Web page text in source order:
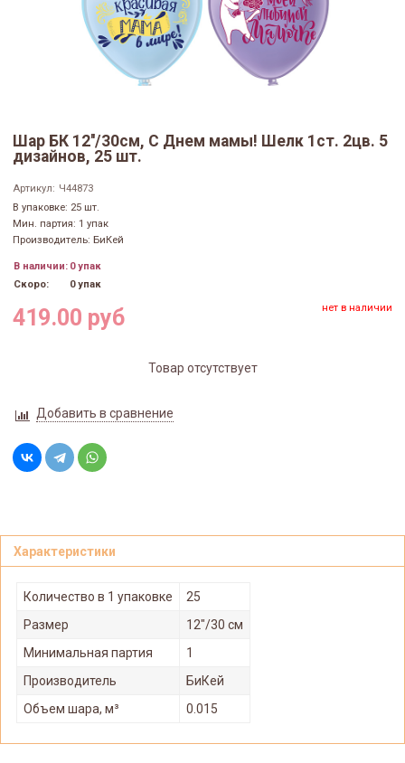
Шар БК 12''/30см, С Днем мамы! Шелк 1ст. 2цв. 5
дизайнов, 25 шт.
Артикул: Ч44873
В упаковке: 25 шт.
Мин. партия: 1 упак
Производитель: БиКей
В наличии: 0 упак
Скоро:
0 упак
419.00 руб нет в наличии
Товар отсутствует
Добавить в сравнение
Характеристики
Количество в 1 упаковке
25
Размер
12"/30 см
Минимальная партия
1
Производитель
БиКей
Объем шара, м³
0.015